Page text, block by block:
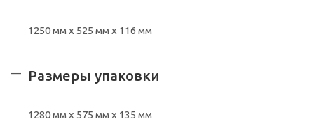
1250 мм х 525 мм х 116 мм
Размеры упаковки
1280 мм х 575 мм х 135 мм